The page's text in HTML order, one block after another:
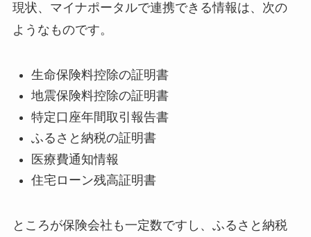
現状、マイナポータルで連携できる情報は、次の
ようなものです。
生命保険料控除の証明書
地震保険料控除の証明書
特定口座年間取引報告書
ふるさと納税の証明書
医療費通知情報
住宅ローン残高証明書
ところが保険会社も一定数ですし、ふるさと納税